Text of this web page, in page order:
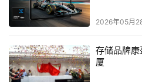
这时，用户们对于山寨币的交
为了跟上行业速度，木木发挥
币种一推出，就在Gate.io上“光
2026年05月
存储品牌
厦